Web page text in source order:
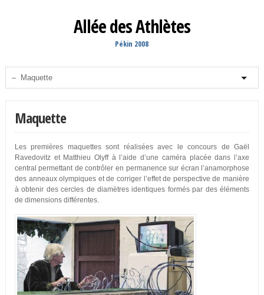
Allée des Athlètes
Pékin 2008
Maquette
Les premières maquettes sont réalisées avec le concours de Gaël
Ravedovitz et Matthieu Olyff à l’aide d’une caméra placée dans l’axe
central permettant de contrôler en permanence sur écran l’anamorphose
des anneaux olympiques et de corriger l’effet de perspective de manière
à obtenir des cercles de diamètres identiques formés par des éléments
de dimensions différentes.